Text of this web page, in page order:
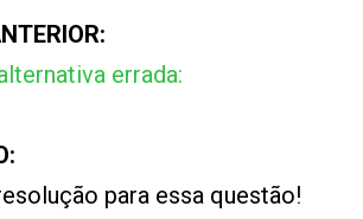
errada:
para essa questão!